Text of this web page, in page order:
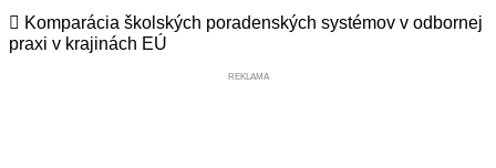
 Komparácia školských poradenských systémov v odbornej
praxi v krajinách EÚ
REKLAMA